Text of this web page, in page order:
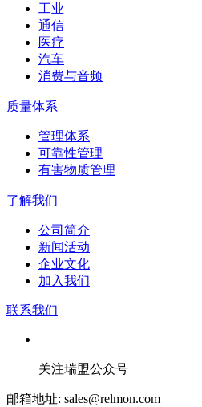
工业
通信
医疗
汽车
消费与音频
质量体系
管理体系
可靠性管理
有害物质管理
了解我们
公司简介
新闻活动
企业文化
加入我们
联系我们
关注瑞盟公众号
邮箱地址: sales@relmon.com